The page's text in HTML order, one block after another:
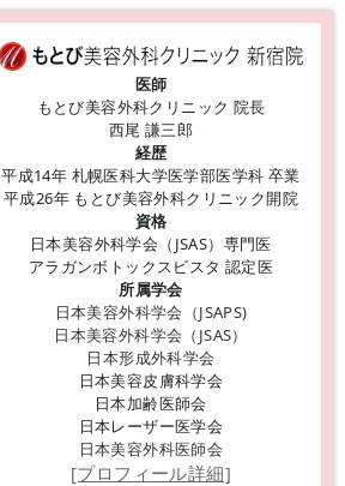
医師
もとび美容外科クリニック 院長
西尾 謙三郎
経歴
平成14年 札幌医科大学医学部医学科 卒業
平成26年 もとび美容外科クリニック開院
資格
日本美容外科学会（JSAS）専門医
アラガンボトックスビスタ 認定医
所属学会
日本美容外科学会（JSAPS)
日本美容外科学会（JSAS）
日本形成外科学会
日本美容皮膚科学会
日本加齢医師会
日本レーザー医学会
日本美容外科医師会
[プロフィール詳細]